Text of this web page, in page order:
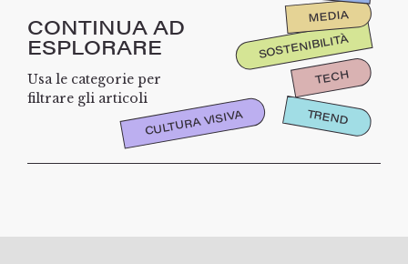
CONTINUA AD
ESPLORARE
Usa le categorie per
filtrare gli articoli
SOSTENIBILITÀ
TECH
MEDIA
CULTURA VISIVA TREND